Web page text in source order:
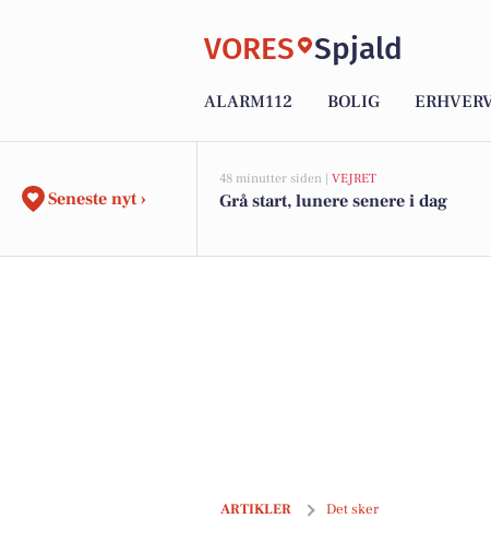
VORES Spjald
ALARM112 BOLIG
Seneste nyt ›
48 minutter siden | VEJRET
Grå start, lunere senere i dag
ARTIKLER Det sker
Tag en pause fra teknologien med